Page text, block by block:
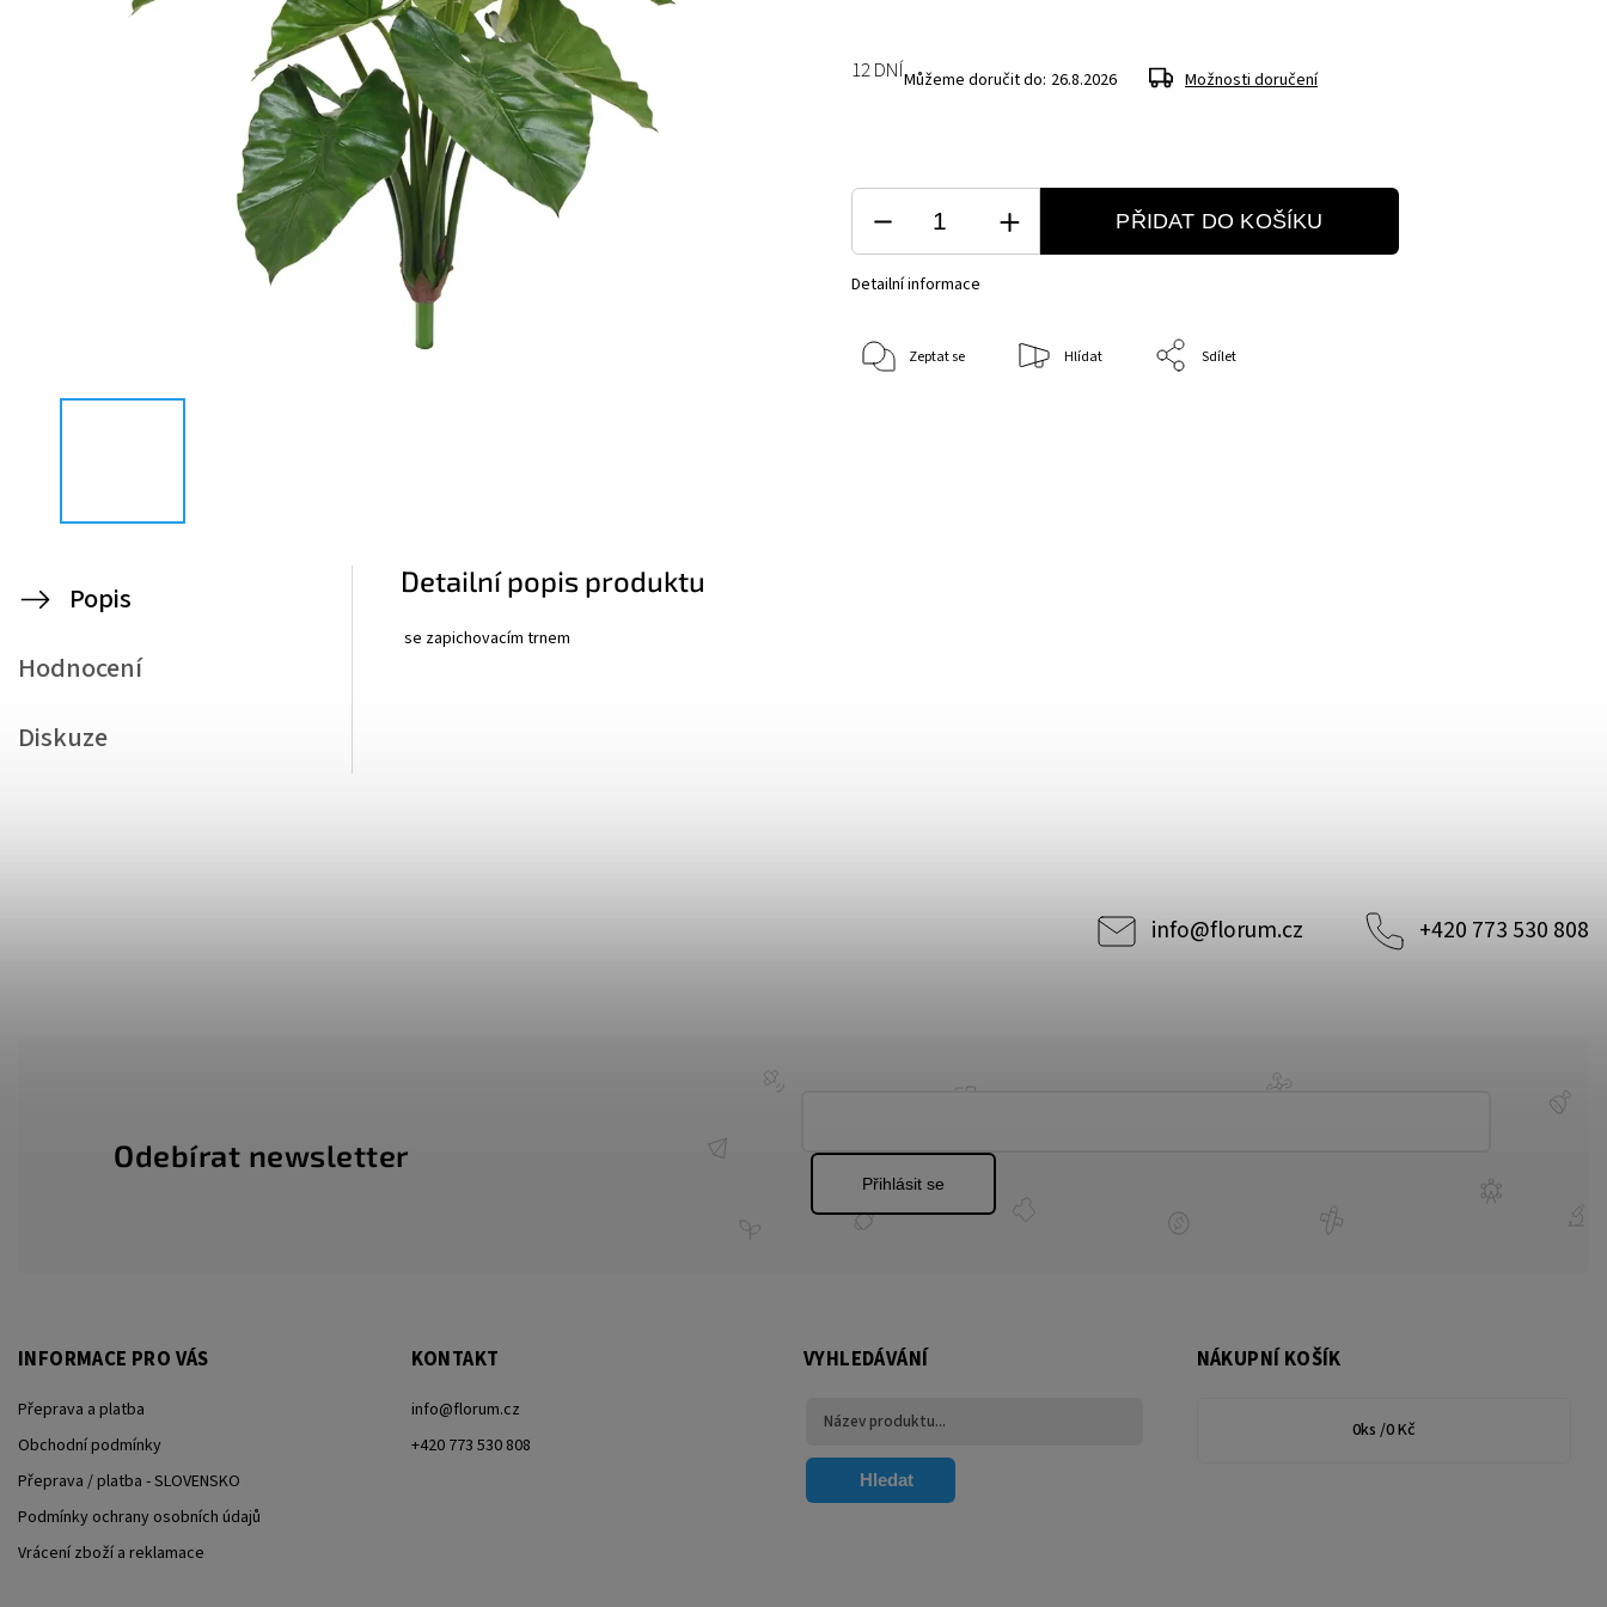
12 DNÍMůžeme doručit do: 26.8.2026 Možnosti doručení
PŘIDAT DO KOŠÍKU
Detailní informace
Zeptat se Hlídat Sdílet
Popis
Hodnocení
Diskuze
Detailní popis produktu
se zapichovacím trnem
info@florum.cz +420 773 530 808
Odebírat newsletter
Přihlásit se
INFORMACE PRO VÁS
Přeprava a platba
Obchodní podmínky
Přeprava / platba - SLOVENSKO
Podmínky ochrany osobních údajů
Vrácení zboží a reklamace
KONTAKT
info@florum.cz
+420 773 530 808
VYHLEDÁVÁNÍ
Hledat
NÁKUPNÍ KOŠÍK
0ks /0 Kč